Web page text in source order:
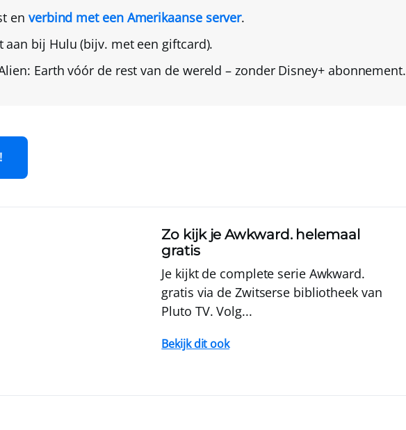
en verbind met een Amerikaanse server.
aan bij Hulu (bijv. met een giftcard).
Earth vóór de rest van de wereld – zonder Disney+ abonnement.
Zo kijk je Awkward. helemaal
gratis
Je kijkt de complete serie Awkward.
gratis via de Zwitserse bibliotheek van
Pluto TV. Volg...
Bekijk dit ook